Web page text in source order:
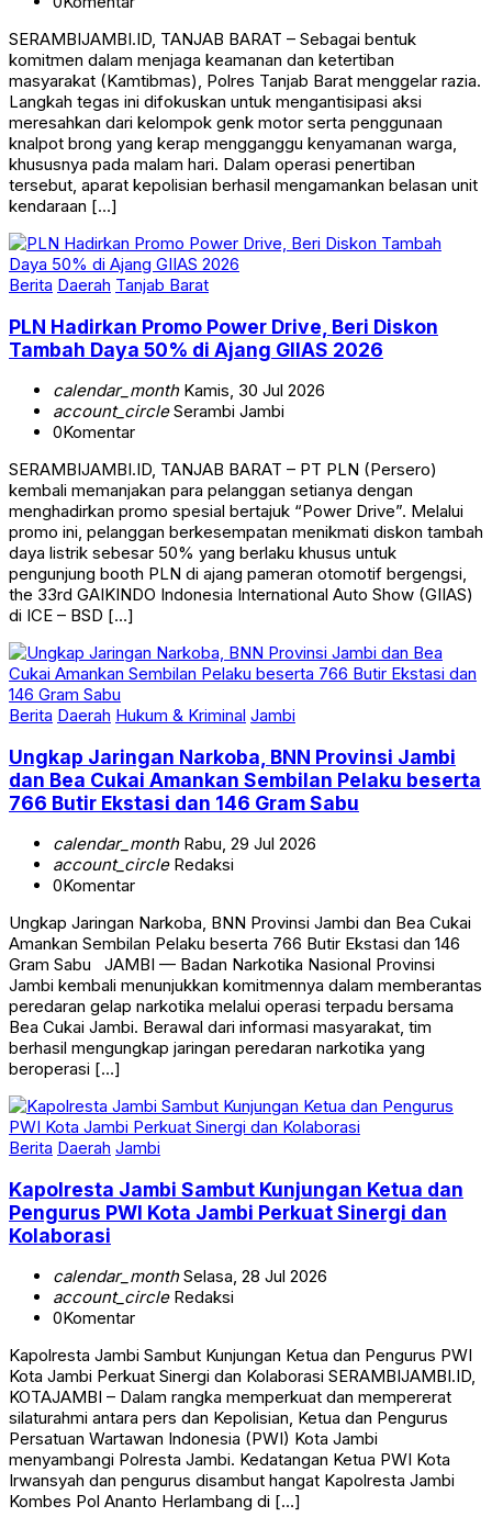
SERAMBIJAMBI.ID, TANJAB BARAT – Sebagai bentuk
komitmen dalam menjaga keamanan dan ketertiban
masyarakat (Kamtibmas), Polres Tanjab Barat menggelar razia.
Langkah tegas ini difokuskan untuk mengantisipasi aksi
meresahkan dari kelompok genk motor serta penggunaan
knalpot brong yang kerap mengganggu kenyamanan warga,
khususnya pada malam hari. Dalam operasi penertiban
tersebut, aparat kepolisian berhasil mengamankan belasan unit
kendaraan […]
Berita Daerah Tanjab Barat
PLN Hadirkan Promo Power Drive, Beri Diskon
Tambah Daya 50% di Ajang GIIAS 2026
calendar_monthKamis, 30 Jul 2026
account_circleSerambi Jambi
0Komentar
SERAMBIJAMBI.ID, TANJAB BARAT – PT PLN (Persero)
kembali memanjakan para pelanggan setianya dengan
menghadirkan promo spesial bertajuk “Power Drive”. Melalui
promo ini, pelanggan berkesempatan menikmati diskon tambah
daya listrik sebesar 50% yang berlaku khusus untuk
pengunjung booth PLN di ajang pameran otomotif bergengsi,
the 33rd GAIKINDO Indonesia International Auto Show (GIIAS)
di ICE – BSD […]
Berita Daerah Hukum & Kriminal Jambi
Ungkap Jaringan Narkoba, BNN Provinsi Jambi
dan Bea Cukai Amankan Sembilan Pelaku beserta
766 Butir Ekstasi dan 146 Gram Sabu
calendar_monthRabu, 29 Jul 2026
account_circleRedaksi
0Komentar
Ungkap Jaringan Narkoba, BNN Provinsi Jambi dan Bea Cukai
Amankan Sembilan Pelaku beserta 766 Butir Ekstasi dan 146
Gram Sabu JAMBI — Badan Narkotika Nasional Provinsi
Jambi kembali menunjukkan komitmennya dalam memberantas
peredaran gelap narkotika melalui operasi terpadu bersama
Bea Cukai Jambi. Berawal dari informasi masyarakat, tim
berhasil mengungkap jaringan peredaran narkotika yang
beroperasi […]
Berita Daerah Jambi
Kapolresta Jambi Sambut Kunjungan Ketua dan
Pengurus PWI Kota Jambi Perkuat Sinergi dan
Kolaborasi
calendar_monthSelasa, 28 Jul 2026
account_circleRedaksi
0Komentar
Kapolresta Jambi Sambut Kunjungan Ketua dan Pengurus PWI
Kota Jambi Perkuat Sinergi dan Kolaborasi SERAMBIJAMBI.ID,
KOTAJAMBI – Dalam rangka memperkuat dan mempererat
silaturahmi antara pers dan Kepolisian, Ketua dan Pengurus
Persatuan Wartawan Indonesia (PWI) Kota Jambi
menyambangi Polresta Jambi. Kedatangan Ketua PWI Kota
Irwansyah dan pengurus disambut hangat Kapolresta Jambi
Kombes Pol Ananto Herlambang di […]